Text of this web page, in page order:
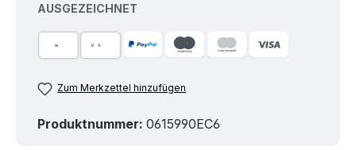
AUSGEZEICHNET
Zum Merkzettel hinzufügen
Produktnummer: 0615990EC6